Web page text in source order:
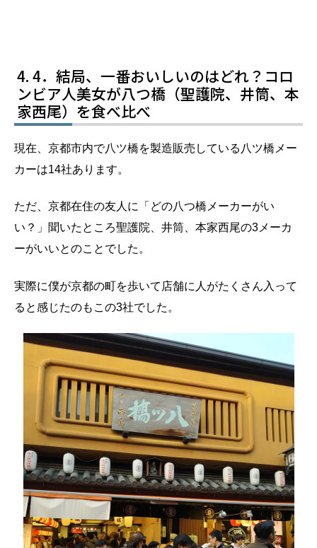
4．結局、一番おいしいのはどれ？コロ
ンビア人美女が八つ橋（聖護院、井筒、本
家西尾）を食べ比べ
現在、京都市内で八ツ橋を製造販売している八ツ橋メー
カーは14社あります。
ただ、京都在住の友人に「どの八つ橋メーカーがい
い？」聞いたところ聖護院、井筒、本家西尾の3メーカ
ーがいいとのことでした。
実際に僕が京都の町を歩いて店舗に人がたくさん入って
ると感じたのもこの3社でした。